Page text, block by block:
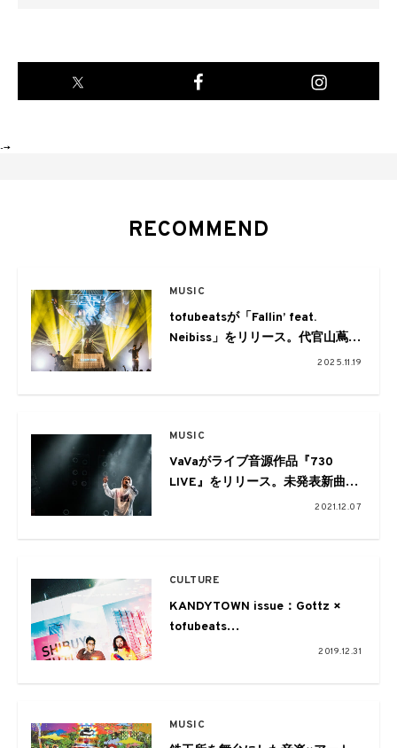
-->
RECOMMEND
MUSIC
tofubeatsが「Fallin’ feat.
Neibiss」をリリース。代官山蔦屋
書店で書籍刊行のポップアップも
2025.11.19
MUSIC
VaVaがライブ音源作品『730
LIVE』をリリース。未発表新曲
2021.12.07
CULTURE
KANDYTOWN issue：Gottz ×
tofubeats
Talk SESSION from EYESCREAM
2019.12.31
MUSIC